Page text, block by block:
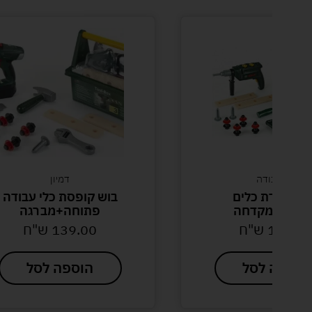
כלי עבודה
מזוודת כלים
ש"ח
לסל
דמיון
בוש קופסת כלי עבודה
פתוחה+מברגה
139.00 ש"ח
הוספה לסל